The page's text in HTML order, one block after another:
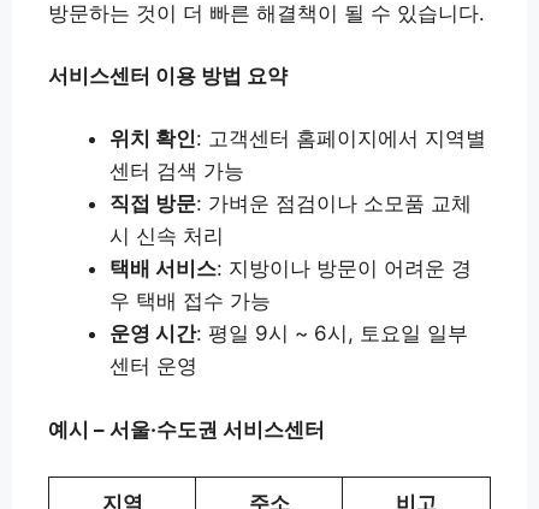
방문하는 것이 더 빠른 해결책이 될 수 있습니다.
서비스센터 이용 방법 요약
위치 확인: 고객센터 홈페이지에서 지역별
센터 검색 가능
직접 방문: 가벼운 점검이나 소모품 교체
시 신속 처리
택배 서비스: 지방이나 방문이 어려운 경
우 택배 접수 가능
운영 시간: 평일 9시 ~ 6시, 토요일 일부
센터 운영
예시 – 서울·수도권 서비스센터
지역 주소 비고